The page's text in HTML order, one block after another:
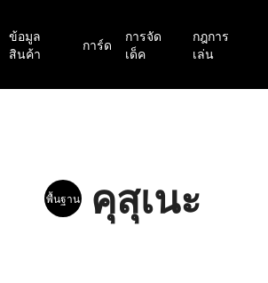
ข้อมูล
สินค้า
การ์ด
การจัด
เด็ค
กฎการ
เล่น
พื้นฐานคุสุเนะ